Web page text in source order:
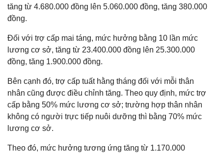
tăng từ 4.680.000 đồng lên 5.060.000 đồng, tăng 380.000
đồng.
Đối với trợ cấp mai táng, mức hưởng bằng 10 lần mức
lương cơ sở, tăng từ 23.400.000 đồng lên 25.300.000
đồng, tăng 1.900.000 đồng.
Bên cạnh đó, trợ cấp tuất hằng tháng đối với mỗi thân
nhân cũng được điều chỉnh tăng. Theo quy định, mức trợ
cấp bằng 50% mức lương cơ sở; trường hợp thân nhân
không có người trực tiếp nuôi dưỡng thì bằng 70% mức
lương cơ sở.
Theo đó, mức hưởng tương ứng tăng từ 1.170.000